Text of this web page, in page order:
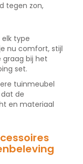
tegen zon,
type
nu comfort, stijl
graag bij het
set.
tuinmeubel
de
en materiaal